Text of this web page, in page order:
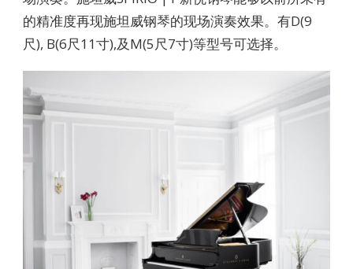
的精准度再现施坦威钢琴的现场演奏效果。有D(9
尺), B(6尺11寸),及M(5尺7寸)等型号可选择。